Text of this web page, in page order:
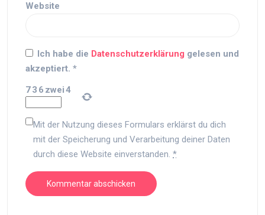
Website
Ich habe die Datenschutzerklärung gelesen und
akzeptiert. *
73 6 zwei4
Mit der Nutzung dieses Formulars erklärst du dich
mit der Speicherung und Verarbeitung deiner Daten
durch diese Website einverstanden. *